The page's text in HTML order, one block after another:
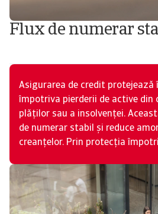
Flux de numerar
Asigurarea de credit protejează
împotriva pierderii de active din
plăților sau a insolvenței.
de numerar stabil și reduce
creanțelor. Prin protecția